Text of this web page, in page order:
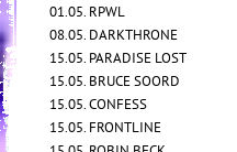
01.05. RPWL
08.05. DARKTHRONE
15.05. PARADISE LOST
15.05. BRUCE SOORD
15.05. CONFESS
15.05. FRONTLINE